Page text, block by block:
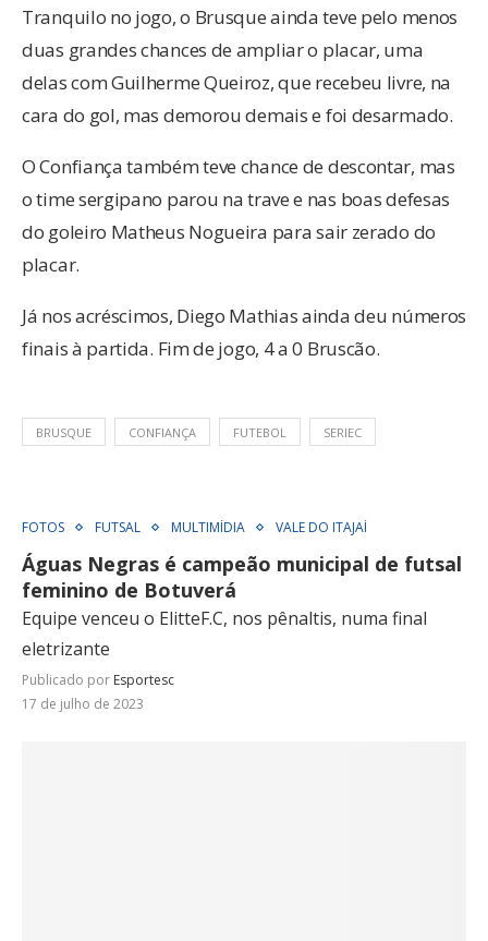
Tranquilo no jogo, o Brusque ainda teve pelo menos
duas grandes chances de ampliar o placar, uma
delas com Guilherme Queiroz, que recebeu livre, na
cara do gol, mas demorou demais e foi desarmado.
O Confiança também teve chance de descontar, mas
o time sergipano parou na trave e nas boas defesas
do goleiro Matheus Nogueira para sair zerado do
placar.
Já nos acréscimos, Diego Mathias ainda deu números
finais à partida. Fim de jogo, 4 a 0 Bruscão.
BRUSQUE CONFIANÇA FUTEBOL SERIEC
FOTOS FUTSAL MULTIMÍDIA VALE DO ITAJAÍ
Águas Negras é campeão municipal de futsal
feminino de Botuverá
Equipe venceu o ElitteF.C, nos pênaltis, numa final
eletrizante
Publicado por Esportesc
17 de julho de 2023